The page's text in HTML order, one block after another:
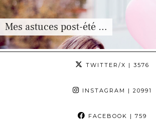
Mes astuces post-été …
TWITTER/X | 3576
INSTAGRAM | 20991
FACEBOOK | 759